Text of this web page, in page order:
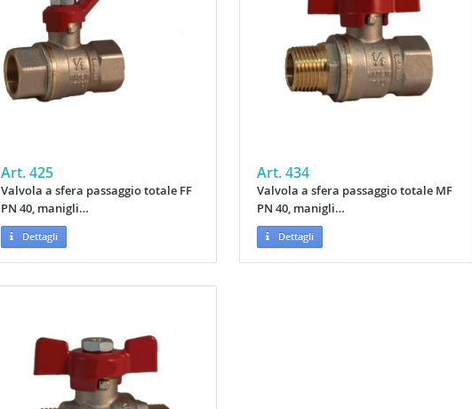
Art. 425
Valvola a sfera passaggio totale FF
PN 40, manigli…
Dettagli
Art. 434
Valvola a sfera passaggio totale MF
PN 40, manigli…
Dettagli